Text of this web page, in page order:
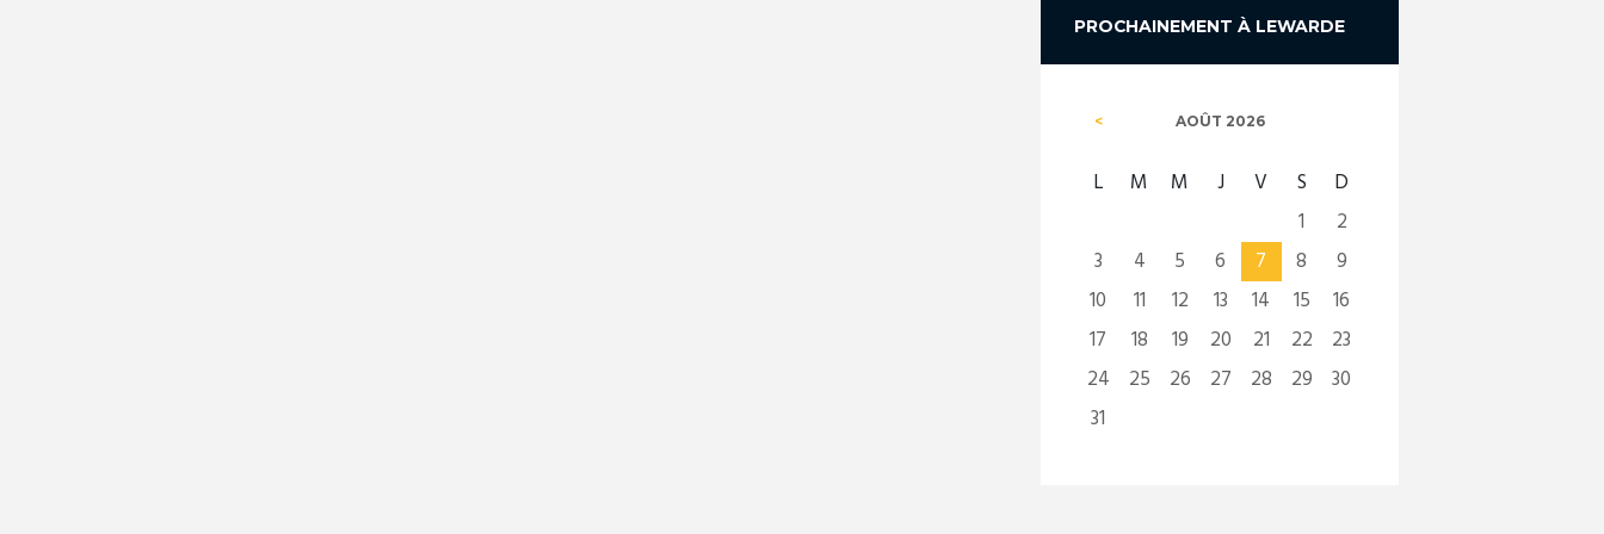
PROCHAINEMENT À LEWARDE
AOÛT 2026
L M M J V S
D
1
2
3
4 5 6 7 8
9
10
11 12 13 14 15
16
17
18 19 20 21 22
23
24
25 26 27 28 29
30
31